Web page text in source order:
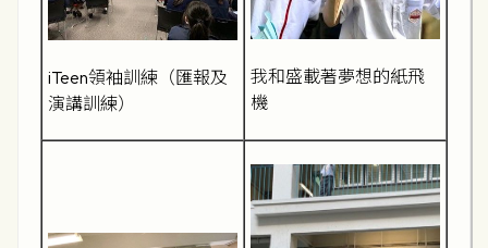
iTeen領袖訓練（匯報及
演講訓練）
我和盛載著夢想的紙飛
機